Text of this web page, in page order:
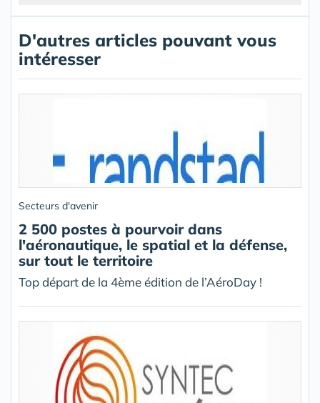
D'autres articles pouvant vous
intéresser
Secteurs d'avenir
2 500 postes à pourvoir dans
l'aéronautique, le spatial et la défense,
sur tout le territoire
Top départ de la 4ème édition de l’AéroDay !